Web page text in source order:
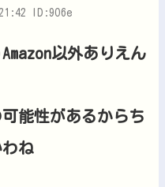
ID:9O6e
以外ありえん
能性があるからち
ね